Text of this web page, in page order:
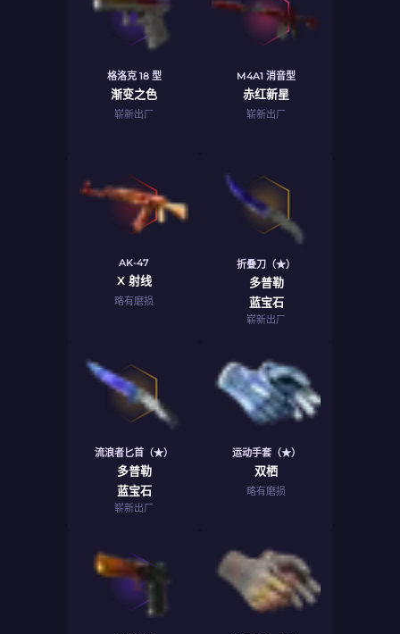
格洛克 18 型
渐变之色
崭新出厂
M4A1 消音型
赤红新星
崭新出厂
AK-47
X 射线
略有磨损
折叠刀（★）
多普勒
蓝宝石
崭新出厂
流浪者匕首（★）
多普勒
蓝宝石
崭新出厂
运动手套（★）
双栖
略有磨损